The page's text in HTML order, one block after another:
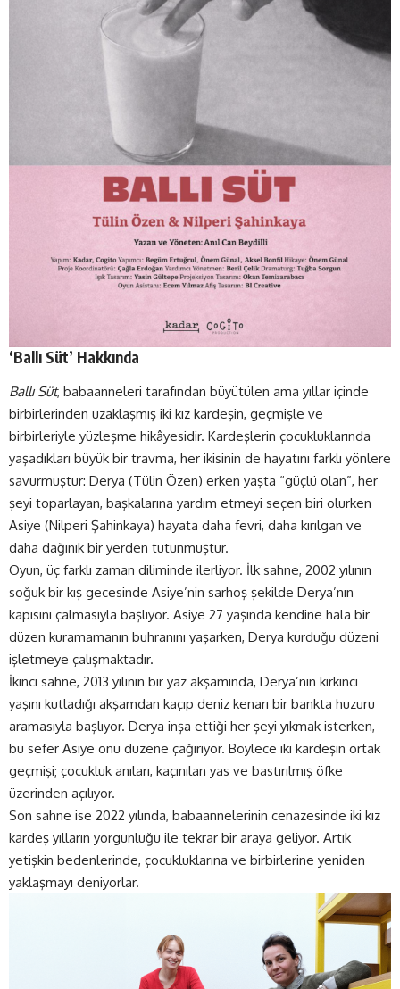
‘Ballı Süt’ Hakkında
Ballı Süt, babaanneleri tarafından büyütülen ama yıllar içinde
birbirlerinden uzaklaşmış iki kız kardeşin, geçmişle ve
birbirleriyle yüzleşme hikâyesidir. Kardeşlerin çocukluklarında
yaşadıkları büyük bir travma, her ikisinin de hayatını farklı yönlere
savurmuştur: Derya (Tülin Özen) erken yaşta “güçlü olan”, her
şeyi toparlayan, başkalarına yardım etmeyi seçen biri olurken
Asiye (Nilperi Şahinkaya) hayata daha fevri, daha kırılgan ve
daha dağınık bir yerden tutunmuştur.
Oyun, üç farklı zaman diliminde ilerliyor. İlk sahne, 2002 yılının
soğuk bir kış gecesinde Asiye’nin sarhoş şekilde Derya’nın
kapısını çalmasıyla başlıyor. Asiye 27 yaşında kendine hala bir
düzen kuramamanın buhranını yaşarken, Derya kurduğu düzeni
işletmeye çalışmaktadır.
İkinci sahne, 2013 yılının bir yaz akşamında, Derya’nın kırkıncı
yaşını kutladığı akşamdan kaçıp deniz kenarı bir bankta huzuru
aramasıyla başlıyor. Derya inşa ettiği her şeyi yıkmak isterken,
bu sefer Asiye onu düzene çağırıyor. Böylece iki kardeşin ortak
geçmişi; çocukluk anıları, kaçınılan yas ve bastırılmış öfke
üzerinden açılıyor.
Son sahne ise 2022 yılında, babaannelerinin cenazesinde iki kız
kardeş yılların yorgunluğu ile tekrar bir araya geliyor. Artık
yetişkin bedenlerinde, çocukluklarına ve birbirlerine yeniden
yaklaşmayı deniyorlar.